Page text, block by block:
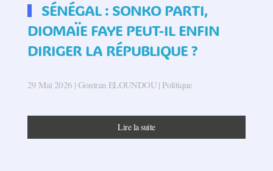
SÉNÉGAL : SONKO PARTI,
DIOMAÏE FAYE PEUT-IL ENFIN
DIRIGER LA RÉPUBLIQUE ?
29 Mai 2026 | Gontran ELOUNDOU | Politique
Lire la suite